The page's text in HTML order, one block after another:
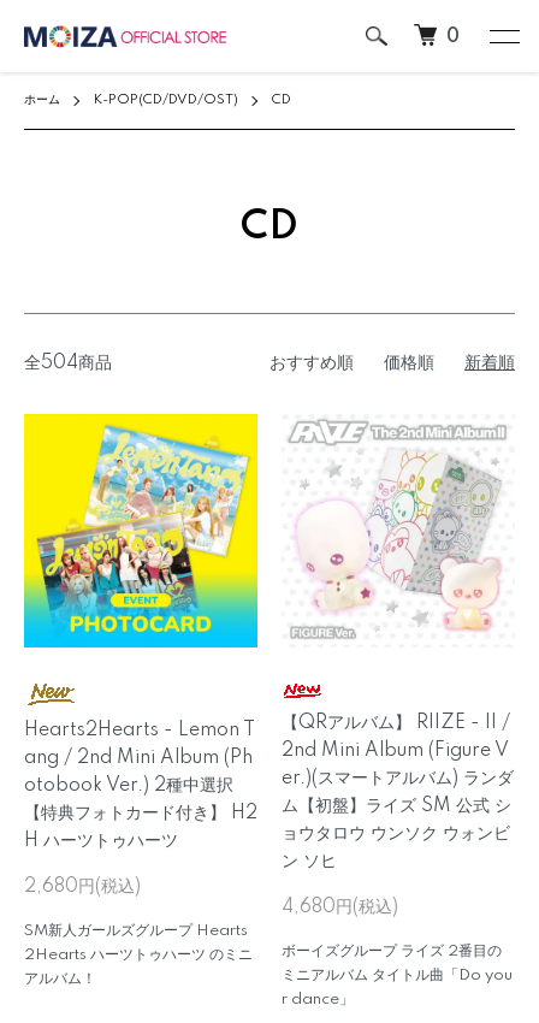
0
ホーム K-POP(CD/DVD/OST) CD
CD
全504商品 おすすめ順 価格順 新着順
Hearts2Hearts - Lemon T
ang / 2nd Mini Album (Ph
otobook Ver.) 2種中選択
【特典フォトカード付き】 H2
H ハーツトゥハーツ
2,680円(税込)
SM新人ガールズグループ Hearts
2Hearts ハーツトゥハーツ のミニ
アルバム！
【QRアルバム】 RIIZE - II /
2nd Mini Album (Figure V
er.)(スマートアルバム) ランダ
ム【初盤】ライズ SM 公式 シ
ョウタロウ ウンソク ウォンビ
ン ソヒ
4,680円(税込)
ボーイズグループ ライズ 2番目の
ミニアルバム タイトル曲「Do you
r dance」